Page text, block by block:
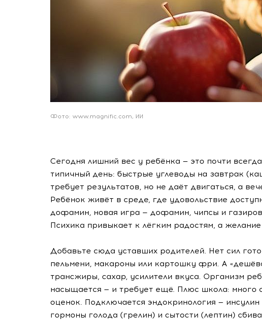
Фото: www.magnific.com, ИИ
Сегодня лишний вес у ребёнка — это почти
типичный день: быстрые углеводы на завтрак
требует результатов, но не даёт двигаться, а
Ребёнок живёт в среде, где удовольствие
дофамин, новая игра — дофамин, чипсы и
Психика привыкает к лёгким радостям, а
Добавьте сюда уставших родителей. Нет сил
пельмени, макароны или картошку фри. А
трансжиры, сахар, усилители вкуса. Организм
насыщается — и требует ещё. Плюс школа: много
оценок. Подключается эндокринология —
гормоны голода (грелин) и сытости (лептин)